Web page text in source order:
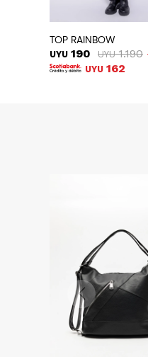
TOP RAINBOW
UYU 190 UYU 1.190
UYU 162